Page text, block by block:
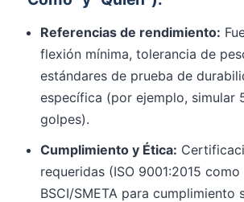
Referencias de rendimiento:
flexión mínima, tolerancia de
estándares de prueba de
específica (por ejemplo, simular
golpes).
Cumplimiento y Ética:
requeridas (ISO 9001:2015 como
BSCI/SMETA para cumplimiento